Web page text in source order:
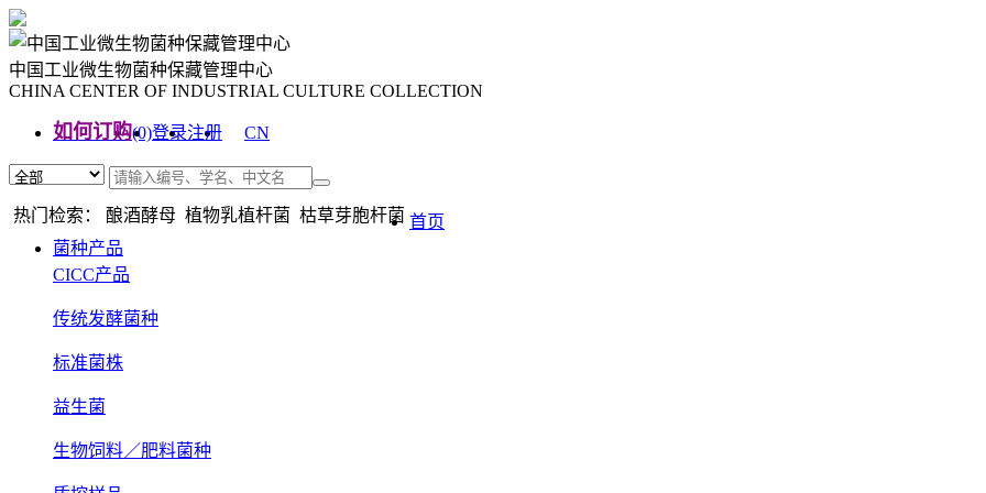
中国工业微生物菌种保藏管理中心
CHINA CENTER OF INDUSTRIAL CULTURE COLLECTION
如何订购(0)登录注册
CN
热门检索： 酿酒酵母 植物乳植杆菌 枯草芽胞杆菌 首页
菌种产品
CICC产品
传统发酵菌种
标准菌株
益生菌
生物饲料／肥料菌种